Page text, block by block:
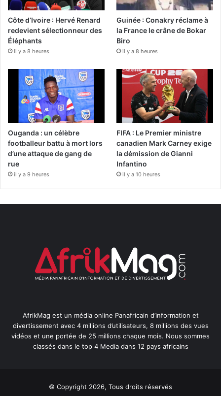
Côte d’Ivoire : Hervé Renard
redevient sélectionneur des
Éléphants
il y a 8 heures
Guinée : Conakry réclame à
la France le crâne de Bokar
Biro
il y a 8 heures
Ouganda : un célèbre
footballeur battu à mort lors
d’une attaque de gang de
rue
il y a 9 heures
FIFA : Le Premier ministre
canadien Mark Carney exige
la démission de Gianni
Infantino
il y a 10 heures
AfrikMag est un média online Panafricain d’information et
divertissement avec 4 millions d’utilisateurs, 8 millions des vues
vidéos et une portée de 25 millions chaque mois. Nous sommes
classés dans le top 4 Media dans 12 pays africains
© Copyright 2026, Tous droits réservés